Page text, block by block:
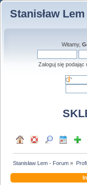
Stanisław
Witamy,
Zaloguj się podając
Stanisław Lem - Forum »